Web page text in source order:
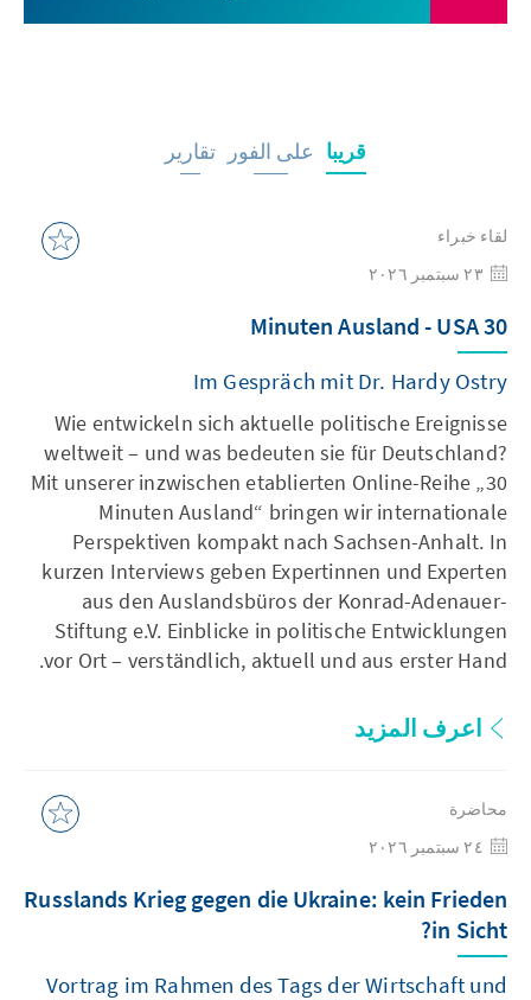
قريبا على الفور تقارير
لقاء خبراء
30 Minuten Ausland - USA
Im Gespräch mit Dr. Hardy Ostry
Wie entwickeln sich aktuelle politische Ereignisse
weltweit – und was bedeuten sie für Deutschland?
Mit unserer inzwischen etablierten Online-Reihe „30
Minuten Ausland“ bringen wir internationale
Perspektiven kompakt nach Sachsen-Anhalt. In
kurzen Interviews geben Expertinnen und Experten
aus den Auslandsbüros der Konrad-Adenauer-
Stiftung e.V. Einblicke in politische Entwicklungen
vor Ort – verständlich, aktuell und aus erster Hand.
اعرف المزيد
محاضرة
Russlands Krieg gegen die Ukraine: kein Frieden
in Sicht?
Vortrag im Rahmen des Tags der Wirtschaft und